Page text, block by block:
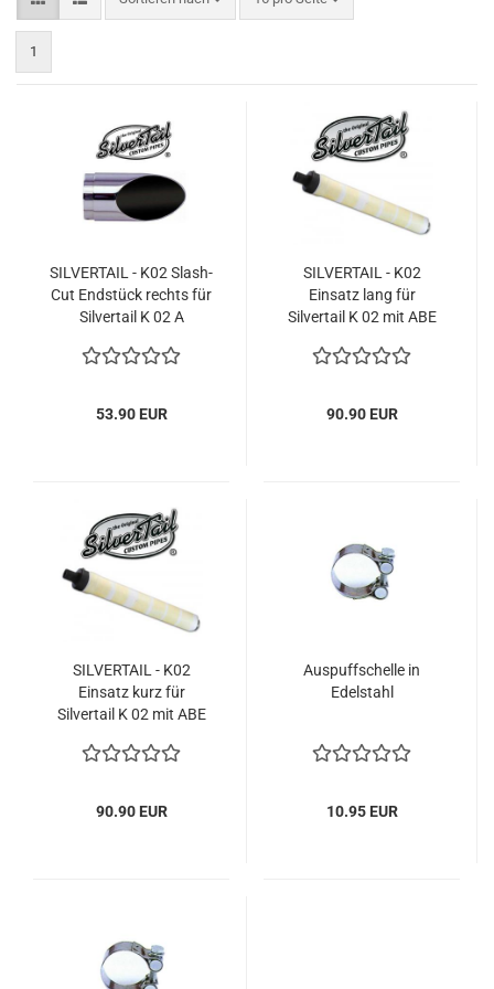
1
SILVERTAIL - K02 Slash-
Cut Endstück rechts für
Silvertail K 02 A
53.90 EUR
SILVERTAIL - K02
Einsatz lang für
Silvertail K 02 mit ABE
90.90 EUR
SILVERTAIL - K02
Einsatz kurz für
Silvertail K 02 mit ABE
90.90 EUR
Auspuffschelle in
Edelstahl
10.95 EUR